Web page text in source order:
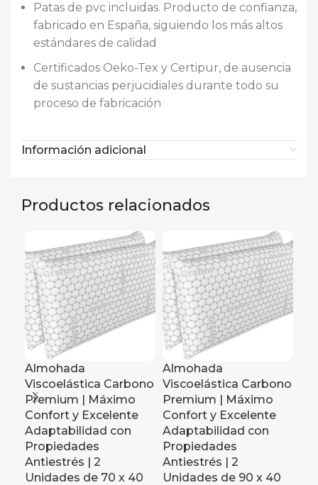
Patas de pvc incluidas. Producto de confianza,
fabricado en España, siguiendo los más altos
estándares de calidad
Certificados Oeko-Tex y Certipur, de ausencia
de sustancias perjucidiales durante todo su
proceso de fabricación
Información adicional
Productos relacionados
Almohada
Viscoelástica Carbono
Premium | Máximo
Confort y Excelente
Adaptabilidad con
Propiedades
Antiestrés | 2
Unidades de 70 x 40
Almohada
Viscoelástica Carbono
Premium | Máximo
Confort y Excelente
Adaptabilidad con
Propiedades
Antiestrés | 2
Unidades de 90 x 40